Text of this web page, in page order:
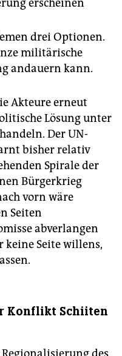
erscheinen
drei Optionen.
militärische
andauern kann.
Akteure erneut
Lösung unter
Der UN-
bisher relativ
Spirale der
Bürgerkrieg
vorn wäre
Seiten
abverlangen
keine Seite willens,
Konflikt Schiiten